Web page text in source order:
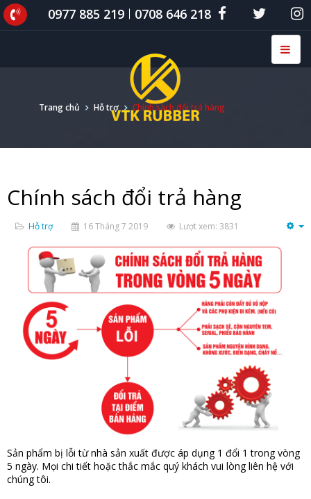
0977 885 219 0708 646 218
Trang chủ Hỗ trợ Chính sách đổi trả hàng
Chính sách đổi trả hàng
Hỗ trợ 16 Tháng 7 2019 Lượt xem: 3831
Sản phẩm bị lỗi từ nhà sản xuất được áp dụng 1 đổi 1 trong vòng
5 ngày. Mọi chi tiết hoặc thắc mắc quý khách vui lòng liên hệ với
chúng tôi.